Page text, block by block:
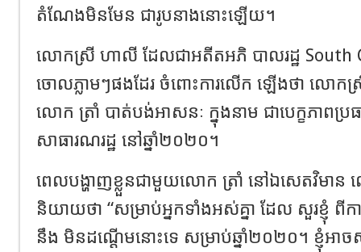
តំណែងមិនមែន ជារូបនាងនោះឡើយ។
លោកស្រី ហាលី ដែលជាអតីតអភិ បាលរដ្ឋ South
ចោលភ្លាមៗផងដែរ ចំពោះការលើក ឡើងថា លោកស្
លោក ត្រាំ បាត់បង់អាសនៈ ក្នុងនាម ជាបេក្ខភាព
សាធារណរដ្ឋ នៅឆ្នាំ២០២០។
ពេលបង្ហាញខ្លួនជាមួយលោក ត្រាំ នៅឯសេតវិមា
និយាយថា “សម្រាប់អ្នកទាំងអស់គ្នា ដែល សួរខ្ញុំ ពីកា
នឹង មិនដណ្តើមនោះទេ សម្រាប់ឆ្នាំ២០២០។ ខ្ញុំអាចស